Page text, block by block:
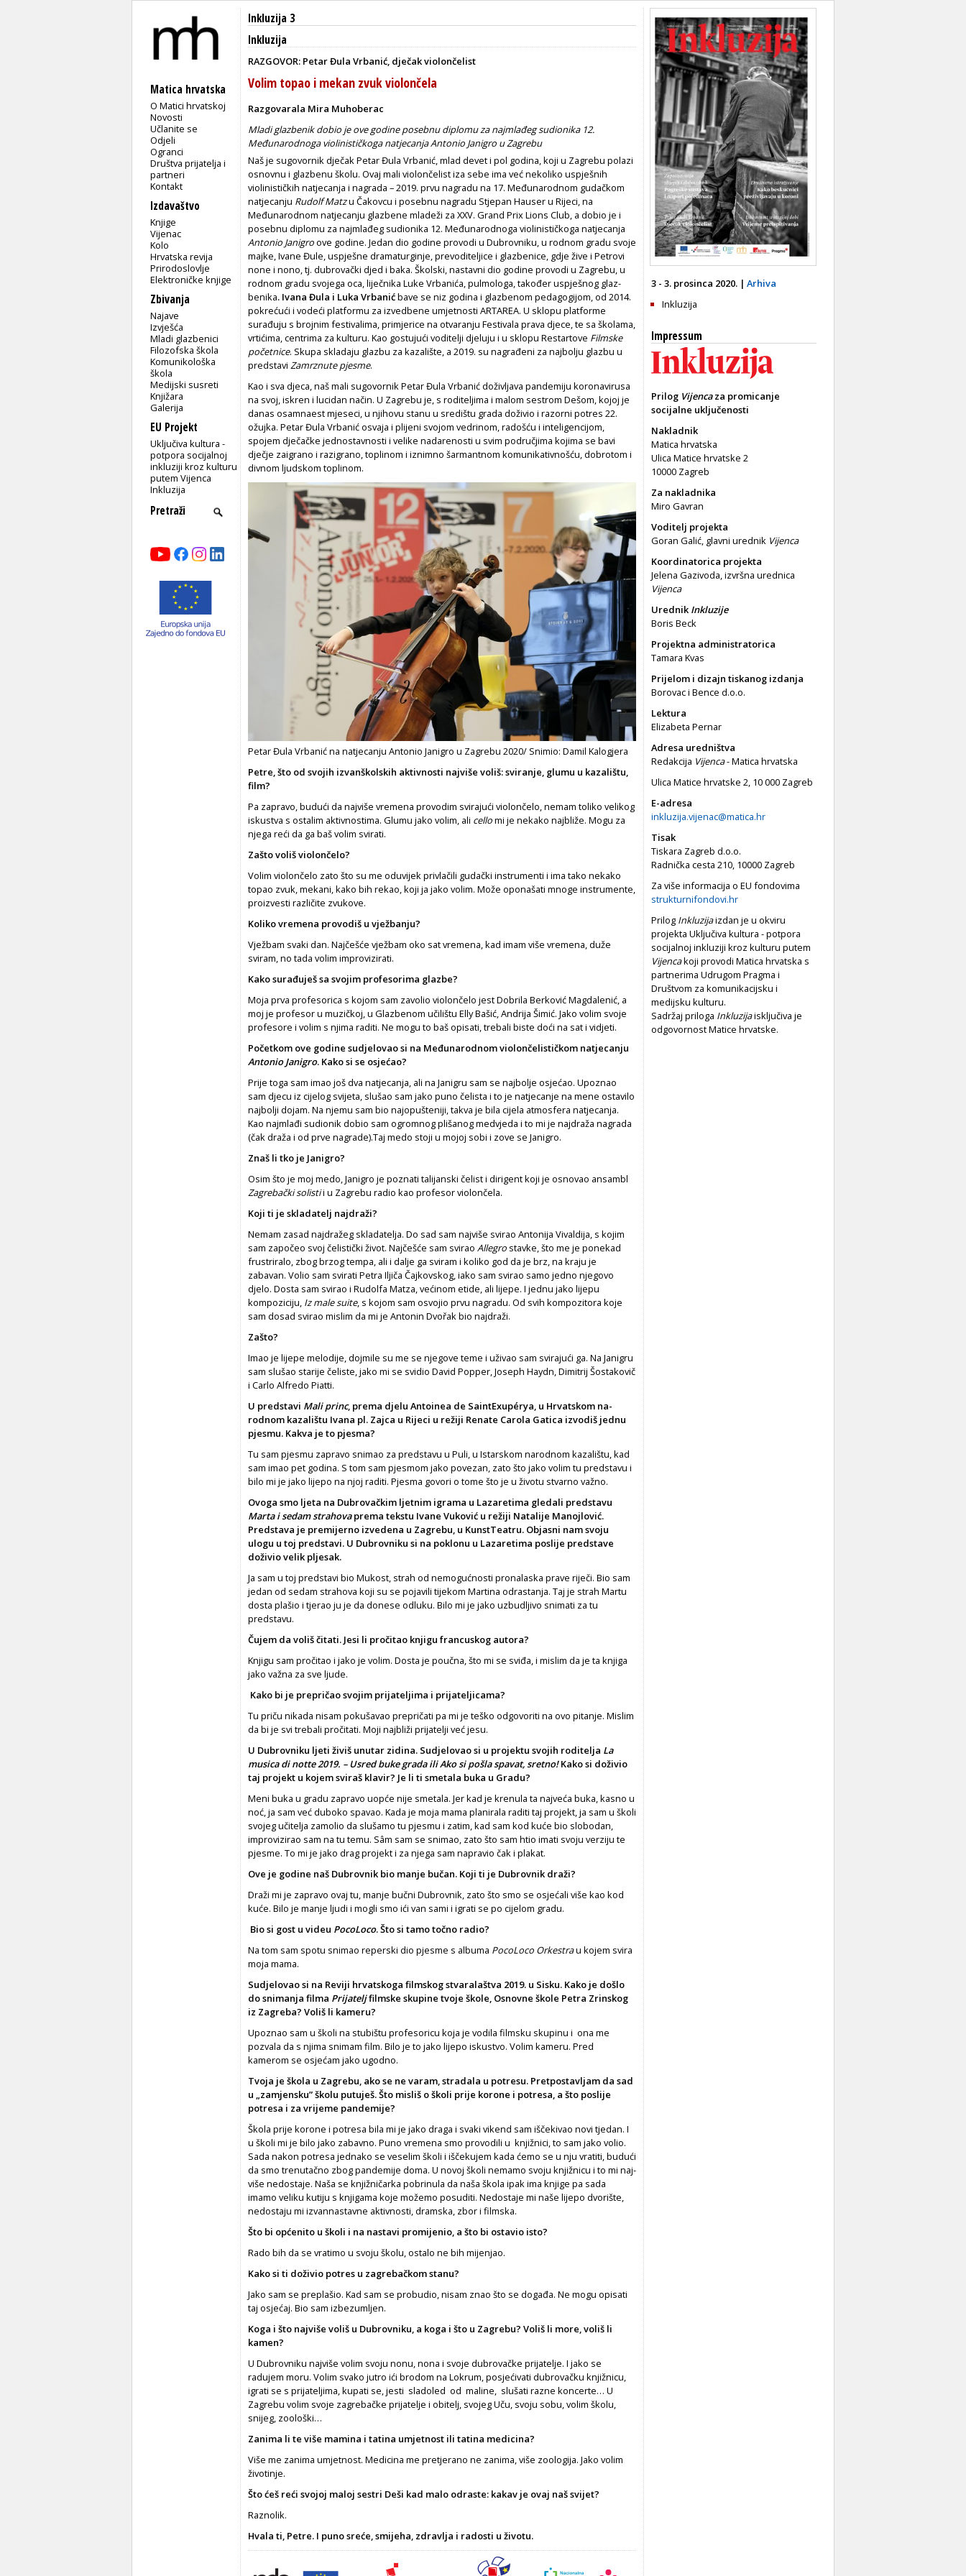
Matica hrvatska
O Matici hrvatskoj
Novosti
Učlanite se
Odjeli
Ogranci
Društva prijatelja i
partneri
Kontakt
Izdavaštvo
Knjige
Vijenac
Kolo
Hrvatska revija
Prirodoslovlje
Elektroničke knjige
Zbivanja
Najave
Izvješća
Mladi glazbenici
Filozofska škola
Komunikološka
škola
Medijski susreti
Knjižara
Galerija
EU Projekt
Uključiva kultura -
potpora socijalnoj
inkluziji kroz kulturu
putem Vijenca
Inkluzija
Inkluzija 3
Inkluzija
RAZGOVOR: Petar Đula Vrbanić, dječak violončelist
Volim topao i mekan zvuk violončela
Razgovarala Mira Muhoberac
Mladi glazbenik dobio je ove godine posebnu diplomu za najmlađeg sudionika 12.
Međunarodnoga violinističkoga natjecanja Antonio Janigro u Zagrebu
Naš je sugovornik dječak Petar Đula Vr­banić, mlad devet i pol godina, koji u Za­grebu polazi
osnovnu i glazbenu školu. Ovaj mali violončelist iza sebe ima već ne­koliko uspješnih
violinističkih natjeca­nja i nagrada – 2019. prvu nagradu na 17. Međunarodnom gudačkom
natjecanju Rudolf Matzu Čakovcu i posebnu nagradu Stjepan Hauser u Rijeci, na
Međunarod­nom natjecanju glazbene mladeži za XXV. Grand Prix Lions Club, a dobio je i
poseb­nu diplomu za najmlađeg sudionika 12. Međunarodnoga violinističkoga natjeca­nja
Antonio Janigroove godine. Jedan dio godine provodi u Dubrovniku, u rodnom gradu svoje
majke, Ivane Đule, uspješ­ne dramaturginje, prevoditeljice i glazbe­nice, gdje žive i Petrovi
none i nono, tj. dubrovački djed i baka. Školski, nastavni dio godine provodi u Zagrebu, u
rodnom gradu svojega oca, liječnika Luke Vrba­nića, pulmologa, također uspješnog glaz­
benika. Ivana Đula i Luka Vrbanićbave se niz godina i glazbenom pedagogijom, od 2014.
pokrećući i vodeći platformu za izvedbene umjetnosti ARTAREA. U sklopu platforme
surađuju s brojnim festivali­ma, primjerice na otvaranju Festivala pra­va djece, te sa školama,
vrtićima, centrima za kulturu. Kao gostujući voditelji djeluju i u sklopu Restartove Filmske
početnice. Sku­pa skladaju glazbu za kazalište, a 2019. su nagrađeni za najbolju glazbu u
predstavi Zamrznute pjesme.
Kao i sva djeca, naš mali sugovornik Pe­tar Đula Vrbanić doživljava pandemiju ko­ronavirusa
na svoj, iskren i lucidan način. U Zagrebu je, s roditeljima i malom se­strom Dešom, kojoj je
danas osamnaest mjeseci, u njihovu stanu u središtu gra­da doživio i razorni potres 22.
ožujka. Pe­tar Đula Vrbanić osvaja i plijeni svojom vedrinom, radošću i inteligencijom,
spojem dječačke jednostavnosti i velike na­darenosti u svim područjima kojima se bavi
dječje zaigrano i razigrano, topli­nom i iznimno šarmantnom komunika­tivnošću, dobrotom i
divnom ljudskom toplinom.
Petar Đula Vrbanić na natjecanju Antonio Janigro u Zagrebu 2020/ Snimio: Damil Kalogjera
Petre, što od svojih izvanškolskih aktiv­nosti najviše voliš: sviranje, glumu u ka­zalištu,
film?
Pa zapravo, budući da najviše vremena pro­vodim svirajući violončelo, nemam toliko velikog
iskustva s ostalim aktivnostima. Glumu jako volim, ali cellomi je nekako najbliže. Mogu za
njega reći da ga baš vo­lim svirati.
Zašto voliš violončelo?
Volim violončelo zato što su me oduvijek privlačili gudački instrumenti i ima tako nekako
topao zvuk, mekani, kako bih rekao, koji ja jako volim. Može oponašati mno­ge instrumente,
proizvesti različite zvukove.
Koliko vremena provodiš u vježbanju?
Vježbam svaki dan. Najčešće vježbam oko sat vremena, kad imam više vremena, du­že
sviram, no tada volim improvizirati.
Kako surađuješ sa svojim profesorima glazbe?
Moja prva profesorica s kojom sam zavolio violončelo jest Dobrila Berković Magda­lenić, a
moj je profesor u muzičkoj, u Glaz­benom učilištu Elly Bašić, Andrija Šimić. Jako volim svoje
profesore i volim s njima raditi. Ne mogu to baš opisati, trebali biste doći na sat i vidjeti.
Početkom ove godine sudjelovaosi na Međunarodnom violončelističkom natje­canju
Antonio Janigro. Kako si se osjećao?
Prije toga sam imao još dva natjecanja, ali na Janigru sam se najbolje osjećao. Upo­znao
sam djecu iz cijelog svijeta, slušao sam jako puno čelista i to je natjecanje na mene ostavilo
najbolji dojam. Na njemu sam bio najopušteniji, takva je bila cijela atmosfera natjecanja.
Kao najmlađi sudio­nik dobio sam ogromnog plišanog med­vjeda i to mi je najdraža nagrada
(čak dra­ža i od prve nagrade).Taj medo stoji u mojoj sobi i zove se Janigro.
Znaš li tko je Janigro?
Osim što je moj medo, Janigro je poznati talijanski čelist i dirigent koji je osnovao ansambl
Zagrebački solistii u Zagrebu ra­dio kao profesor violončela.
Koji ti je skladatelj najdraži?
Nemam zasad najdražeg skladatelja. Do­ sad sam najviše svirao Antonija Vivaldija, s kojim
sam započeo svoj čelistički život. Najčešće sam svirao Allegro stavke, što me je ponekad
frustriralo, zbog brzog tempa, ali i dalje ga sviram i koliko god da je brz, na kraju je
zabavan. Volio sam svirati Pe­tra Iljiča Čajkovskog, iako sam svirao sa­mo jedno njegovo
djelo. Dosta sam svirao i Rudolfa Matza, većinom etide, ali lijepe. I jednu jako lijepu
kompoziciju, Iz male suite, s kojom sam osvojio prvu nagradu. Od svih kompozitora koje
sam dosad svi­rao mislim da mi je Antonin Dvořak bio najdraži.
Zašto?
Imao je lijepe melodije, dojmile su me se njegove teme i uživao sam svirajući ga. Na Janigru
sam slušao starije čeliste, jako mi se svidio David Popper, Joseph Haydn, Dimitrij Šostakovič
i Carlo Alfredo Piatti.
U predstavi Mali princ, prema djelu Anto­inea de Saint­Exupérya, u Hrvatskom na­
rodnom kazalištu Ivana pl. Zajca u Rijeci u režiji Renate Carola Gatica izvodiš jed­nu
pjesmu. Kakva je to pjesma?
Tu sam pjesmu zapravo snimao za pred­stavu u Puli, u Istarskom narodnom kaza­lištu, kad
sam imao pet godina. S tom sam pjesmom jako povezan, zato što jako vo­lim tu predstavu i
bilo mi je jako lijepo na njoj raditi. Pjesma govori o tome što je u životu stvarno važno.
Ovoga smo ljeta na Dubrovačkim ljetnim igrama u Lazaretima gledali predstavu
Marta i sedam strahovaprema tekstu Iva­ne Vuković u režiji Natalije Manojlović.
Predstava je premijerno izvedena u Za­grebu, u KunstTeatru. Objasni nam svoju
ulogu u toj predstavi. U Dubrovniku si na poklonu u Lazaretima poslije predstave
doživio velik pljesak.
Ja sam u toj predstavi bio Mukost, strah od nemogućnosti pronalaska prave riječi. Bio sam
jedan od sedam strahova koji su se pojavili tijekom Martina odrastanja. Taj je strah Martu
dosta plašio i tjerao ju je da donese odluku. Bilo mi je jako uzbudljivo snimati za tu
predstavu.
Čujem da voliš čitati. Jesi li pročitao knji­gu francuskog autora?
Knjigu sam pročitao i jako je volim. Dosta je poučna, što mi se sviđa, i mislim da je ta knjiga
jako važna za sve ljude.
Kako bi je prepričao svojim prijateljima i prijateljicama?
Tu priču nikada nisam pokušavao prepri­čati pa mi je teško odgovoriti na ovo pita­nje. Mislim
da bi je svi trebali pročitati. Moji najbliži prijatelji već jesu.
U Dubrovniku ljeti živiš unutar zidina. Sudjelovao si u projektu svojih roditelja La
musica di notte 2019. – Usred buke grada ili Ako si pošla spavat, sretno!Kako si doživio
taj projekt u kojem sviraš klavir? Je li ti smetala buka u Gradu?
Meni buka u gradu zapravo uopće nije smetala. Jer kad je krenula ta najveća bu­ka, kasno u
noć, ja sam već duboko spa­vao. Kada je moja mama planirala radi­ti taj projekt, ja sam u školi
svojeg učitelja zamolio da slušamo tu pjesmu i zatim, kad sam kod kuće bio slobodan,
improvizirao sam na tu temu. Sâm sam se snimao, zato što sam htio imati svoju verziju te
pjesme. To mi je jako drag projekt i za njega sam napravio čak i plakat.
Ove je godine naš Dubrovnik bio manje bučan. Koji ti je Dubrovnik draži?
Draži mi je zapravo ovaj tu, manje bučni Dubrovnik, zato što smo se osjećali više kao kod
kuće. Bilo je manje ljudi i mo­gli smo ići van sami i igrati se po cijelom gradu.
Bio si gost u videu PocoLoco. Što si tamo točno radio?
Na tom sam spotu snimao reperski dio pjesme s albuma PocoLoco Orkestrau ko­jem svira
moja mama.
Sudjelovao si na Reviji hrvatskoga film­skog stvaralaštva 2019. u Sisku. Kako je došlo
do snimanja filma Prijateljfilmske skupine tvoje škole, Osnovne škole Pet­ra Zrinskog
iz Zagreba? Voliš li kameru?
Upoznao sam u školi na stubištu profeso­ricu koja je vodila filmsku skupinu i ona me
pozvala da s njima snimam film. Bilo je to jako lijepo iskustvo. Volim kameru. Pred
kamerom se osjećam jako ugodno.
Tvoja je škola u Zagrebu, ako se ne va­ram, stradala u potresu. Pretpostavljam da sad
u „zamjensku” školu putuješ. Što misliš o školi prije korone i potresa, a što poslije
potresa i za vrijeme pandemije?
Škola prije korone i potresa bila mi je jako draga i svaki vikend sam iščekivao novi tjedan. I
u školi mi je bilo jako zabavno. Puno vremena smo provodili u knjižni­ci, to sam jako volio.
Sada nakon potresa jednako se veselim školi i iščekujem kada ćemo se u nju vratiti, budući
da smo tre­nutačno zbog pandemije doma. U novoj školi nemamo svoju knjižnicu i to mi naj­
više nedostaje. Naša se knjižničarka po­brinula da naša škola ipak ima knjige pa sada
imamo veliku kutiju s knjigama ko­je možemo posuditi. Nedostaje mi naše lijepo dvorište,
nedostaju mi izvannastavne aktivnosti, dramska, zbor i filmska.
Što bi općenito u školi i na nastavi pro­mijenio, a što bi ostavio isto?
Rado bih da se vratimo u svoju školu, osta­lo ne bih mijenjao.
Kako si ti doživio potres u zagrebačkom stanu?
Jako sam se preplašio. Kad sam se probu­dio, nisam znao što se događa. Ne mogu opisati
taj osjećaj. Bio sam izbezumljen.
Koga i što najviše voliš u Dubrovniku, a koga i što u Zagrebu? Voliš li more, voliš li
kamen?
U Dubrovniku najviše volim svoju nonu, nona i svoje dubrovačke prijatelje. I jako se
radujem moru. Volim svako jutro ići brodom na Lokrum, posjećivati dubrovač­ku knjižnicu,
igrati se s prijateljima, ku­pati se, jesti sladoled od maline, sluša­ti razne koncerte… U
Zagrebu volim svoje zagrebačke prijatelje i obitelj, svojeg Uču, svoju sobu, volim školu,
snijeg, zoološki…
Zanima li te više mamina i tatina umjet­nost ili tatina medicina?
Više me zanima umjetnost. Medicina me pretjerano ne zanima, više zoologija. Jako volim
životinje.
Što ćeš reći svojoj maloj sestri Deši kad malo odraste: kakav je ovaj naš svijet?
Raznolik.
Hvala ti, Petre. I puno sreće, smijeha, zdravlja i radosti u životu.
3 - 3. prosinca 2020. | Arhiva
Inkluzija
Impressum
Prilog Vijencaza promicanje
socijalne uključenosti
Nakladnik
Matica hrvatska
Ulica Matice hrvatske 2
10000 Zagreb
Za nakladnika
Miro Gavran
Voditelj projekta
Goran Galić, glavni urednik Vijenca
Koordinatorica projekta
Jelena Gazivoda, izvršna urednica
Vijenca
Urednik Inkluzije
Boris Beck
Projektna administratorica
Tamara Kvas
Prijelom i dizajn tiskanog izdanja
Borovac i Bence d.o.o.
Lektura
Elizabeta Pernar
Adresa uredništva
Redakcija Vijenca- Matica hrvatska
Ulica Matice hrvatske 2, 10 000 Zagreb
E-adresa
inkluzija.vijenac@matica.hr
Tisak
Tiskara Zagreb d.o.o.
Radnička cesta 210, 10000 Zagreb
Za više informacija o EU fondovima
strukturnifondovi.hr
Prilog Inkluzijaizdan je u okviru
projekta Uključiva kultura - potpora
socijalnoj inkluziji kroz kulturu putem
Vijencakoji provodi Matica hrvatska s
partnerima Udrugom Pragma i
Društvom za komunikacijsku i
medijsku kulturu.
Sadržaj priloga Inkluzijaisključiva je
odgovornost Matice hrvatske.